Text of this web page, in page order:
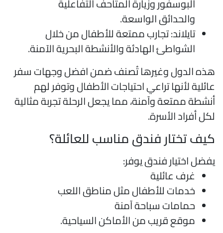
والحدائق الواسعة.
تايلاند: تجارب ممتعة للأطفال من خلال
الشواطئ الهادئة والأنشطة البحرية الآمنة.
الدول وغيرها تُصنف ضمن افضل وجهات سفر
لأنها تراعي احتياجات الأطفال وتوفر لهم
ممتعة وآمنة، مما يجعل الرحلة تجربة مثالية
أفراد الأسرة.
تختار فندق مناسب للعائلة؟
اختيار فندق يوفر:
غرف عائلية
خدمات للأطفال مثل مناطق اللعب
حمامات سباحة آمنة
موقع قريب من الأماكن السياحية.